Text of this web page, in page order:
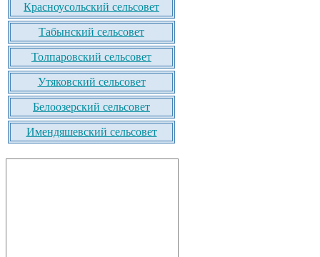
Красноусольский сельсовет
Табынский сельсовет
Толпаровский сельсовет
Утяковский сельсовет
Белоозерский сельсовет
Имендяшевский сельсовет